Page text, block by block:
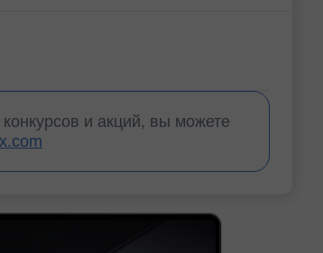
и акций, вы можете